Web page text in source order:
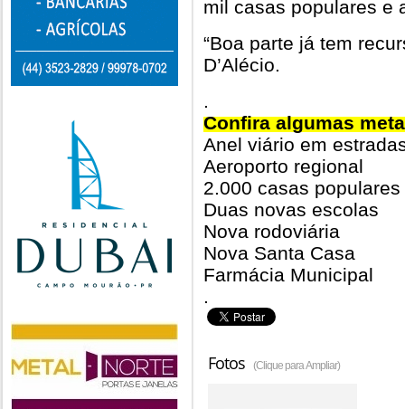
mil casas populares e
“Boa parte já tem
D’Alécio.
.
Confira algumas
Anel viário em
Aeroporto regional
2.000 casas populares
Duas novas escolas
Nova rodoviária
Nova Santa Casa
Farmácia Municipal
.
Fotos (Clique para Ampliar)